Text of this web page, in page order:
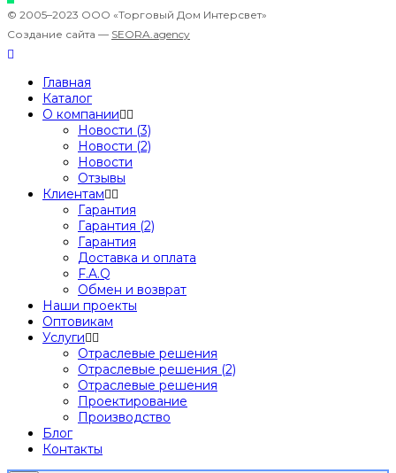
© 2005–2023 ООО «Торговый Дом Интерсвет»
Создание сайта — SEORA.agency
Главная
Каталог
О компании
Новости (3)
Новости (2)
Новости
Отзывы
Клиентам
Гарантия
Гарантия (2)
Гарантия
Доставка и оплата
F.A.Q
Обмен и возврат
Наши проекты
Оптовикам
Услуги
Отраслевые решения
Отраслевые решения (2)
Отраслевые решения
Проектирование
Производство
Блог
Контакты